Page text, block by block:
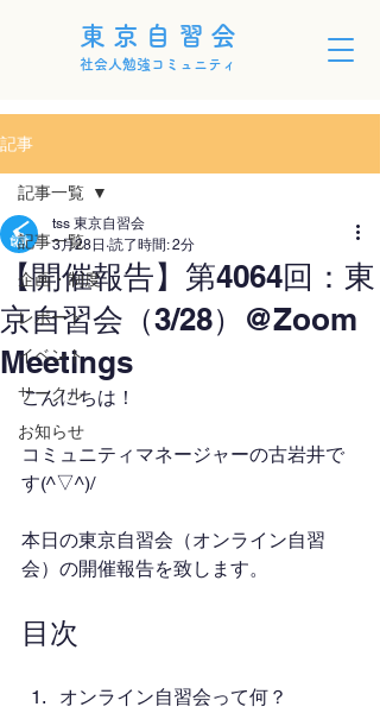
東京自習会
社会人勉強コミュニティ
記事
記事一覧
企画・制度
レポート
イベント
サークル
お知らせ
記事一覧
【開催報告】第4064回：東
京自習会（3/28）@Zoom
Meetings
tss 東京自習会
3月28日 読了時間: 2分
こんにちは！
コミュニティマネージャーの古岩井で
す(^▽^)/
本日の東京自習会（オンライン自習
会）の開催報告を致します。
目次
オンライン自習会って何？